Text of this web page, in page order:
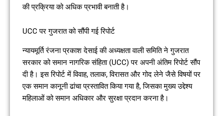
की प्रक्रिया को अधिक प्रभावी बनाती है।
UCC पर गुजरात को सौंपी गई रिपोर्ट
न्यायमूर्ति रंजना प्रकाश देसाई की अध्यक्षता वाली समिति ने गुजरात
सरकार को समान नागरिक संहिता (UCC) पर अपनी अंतिम रिपोर्ट सौंप
दी है। इस रिपोर्ट में विवाह, तलाक, विरासत और गोद लेने जैसे विषयों पर
एक समान कानूनी ढांचा प्रस्तावित किया गया है, जिसका मुख्य उद्देश्य
महिलाओं को समान अधिकार और सुरक्षा प्रदान करना है।